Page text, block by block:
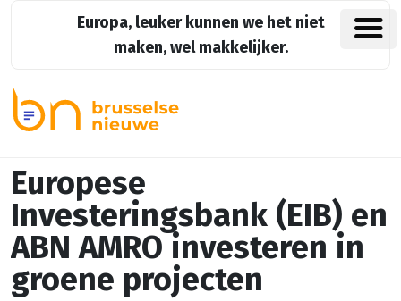
Europa, leuker kunnen we het niet
maken, wel makkelijker.
Europese
Investeringsbank (EIB) en
ABN AMRO investeren in
groene projecten